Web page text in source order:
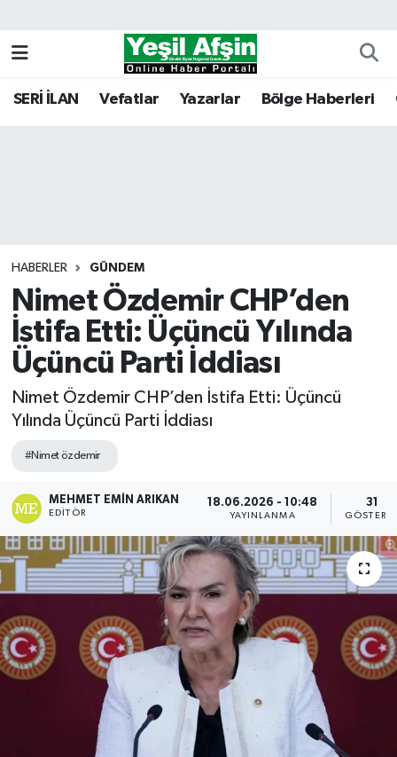
SERİ İLAN Vefatlar Yazarlar Bölge Haberleri
HABERLER GÜNDEM
Nimet Özdemir CHP’den
İstifa Etti: Üçüncü Yılında
Üçüncü Parti İddiası
Nimet Özdemir CHP’den İstifa Etti: Üçüncü
Yılında Üçüncü Parti İddiası
#Nimet özdemir
MEHMET EMIN ARIKAN
EDITÖR
18.06.2026 - 10:48
YAYINLANMA
31
Kahramanmaraş Nöbetçi Eczaneler
Tüm Manşetler
Son Dakika Haberleri
Haber Arşivi